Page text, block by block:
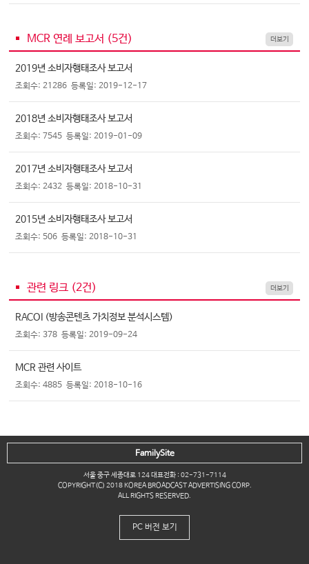
MCR 연례 보고서 (5건) 더보기
2019년 소비자행태조사 보고서
조회수: 21286 등록일: 2019-12-17
2018년 소비자행태조사 보고서
조회수: 7545 등록일: 2019-01-09
2017년 소비자행태조사 보고서
조회수: 2432 등록일: 2018-10-31
2015년 소비자행태조사 보고서
조회수: 506 등록일: 2018-10-31
관련 링크 (2건) 더보기
RACOI (방송콘텐츠 가치정보 분석시스템)
조회수: 378 등록일: 2019-09-24
MCR 관련 사이트
조회수: 4885 등록일: 2018-10-16
서울 중구 세종대로 124 대표전화 : 02-731-7114
COPYRIGHT(C) 2018 KOREA BROADCAST ADVERTISING CORP.
ALL RIGHTS RESERVED.
FamilySite
PC 버전 보기